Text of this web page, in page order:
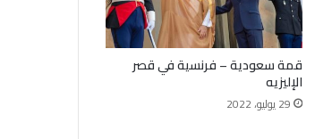
قمة سعودية – فرنسية في قصر
الإليزيه
29 يوليو، 2022